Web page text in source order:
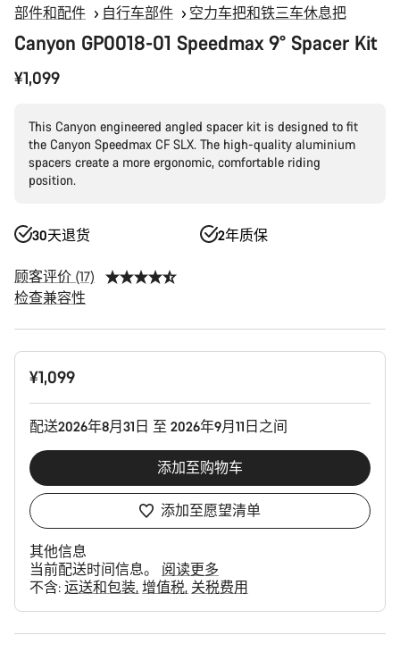
部件和配件 自行车部件 空力车把和铁三车休息把
Canyon GP0018-01 Speedmax 9° Spacer Kit
¥1,099
This Canyon engineered angled spacer kit is designed to fit
the Canyon Speedmax CF SLX. The high-quality aluminium
spacers create a more ergonomic, comfortable riding
position.
30天退货 2年质保
顾客评价 (17)
检查兼容性
产
¥1,099
配送2026年8月31日 至 2026年9月11日之间
添加至购物车
添加至愿望清单
其他信息
当前配送时间信息。 阅读更多
不含: 运送和包装 增值税 关税费用